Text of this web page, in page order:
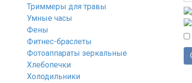
Триммеры для травы
Умные часы
Фены
Фитнес-браслеты
Фотоаппараты зеркальные
Хлебопечки
Холодильники